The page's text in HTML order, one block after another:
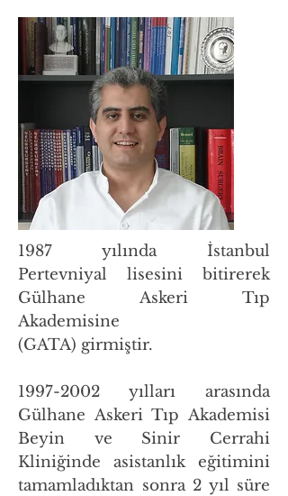
1987 yılında İstanbul
Pertevniyal lisesini bitirerek
Gülhane Askeri Tıp
Akademisine
(GATA) girmiştir.
1997-2002 yılları arasında
Gülhane Askeri Tıp Akademisi
Beyin ve Sinir Cerrahi
Kliniğinde asistanlık eğitimini
tamamladıktan sonra 2 yıl süre